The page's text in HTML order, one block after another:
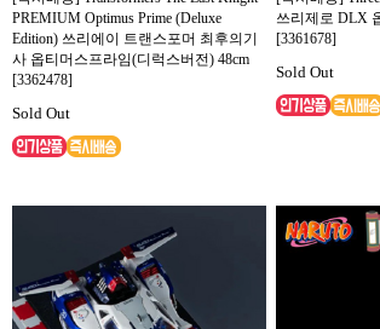
PREMIUM Optimus Prime (Deluxe
Edition) 쓰리에이 트랜스포머 최후의기
사 옵티머스프라임(디럭스버전) 48cm
[3362478]
Sold Out
쓰리제로 DLX
[3361678]
Sold Out